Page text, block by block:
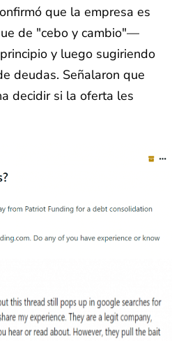
que la empresa es
de "cebo y cambio"—
y luego sugiriendo
deudas. Señalaron que
decidir si la oferta les